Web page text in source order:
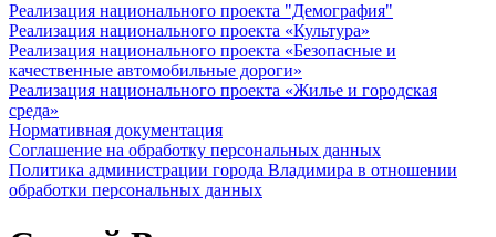
Реализация национального проекта "Демография"
Реализация национального проекта «Культура»
Реализация национального проекта «Безопасные и
качественные автомобильные дороги»
Реализация национального проекта «Жилье и городская
среда»
Нормативная документация
Соглашение на обработку персональных данных
Политика администрации города Владимира в отношении
обработки персональных данных